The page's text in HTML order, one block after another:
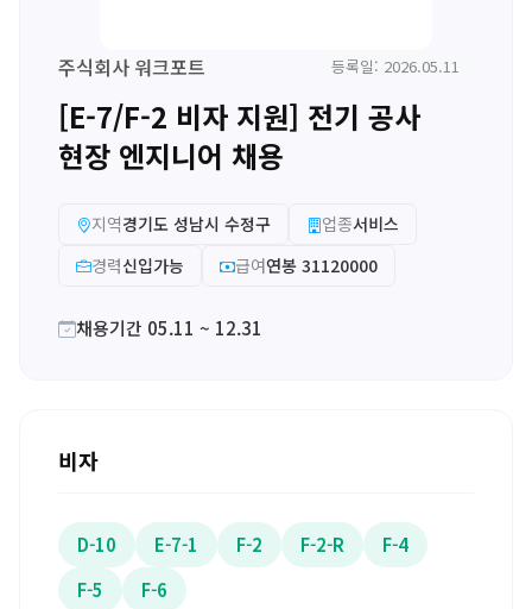
주식회사 워크포트 등록일: 2026.05.11
[E-7/F-2 비자 지원] 전기 공사
현장 엔지니어 채용
지역경기도 성남시 수정구 업종서비스
경력신입가능 급여연봉 31120000
채용기간 05.11 ~ 12.31
비자
D-10 E-7-1 F-2 F-2-R
F-4
F-5
F-6